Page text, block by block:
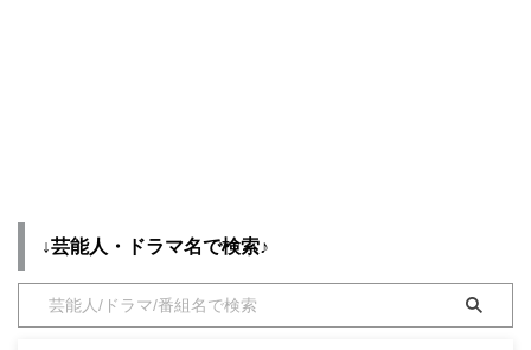
・松下洸平
・山田裕貴
・田中圭
↓芸能人・ドラマ名で検索♪